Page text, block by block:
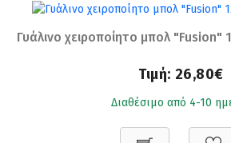
Γυάλινο χειροποίητο μπολ "Fusion"
Τιμή: 26,80€
Διαθέσιμο από 4-10